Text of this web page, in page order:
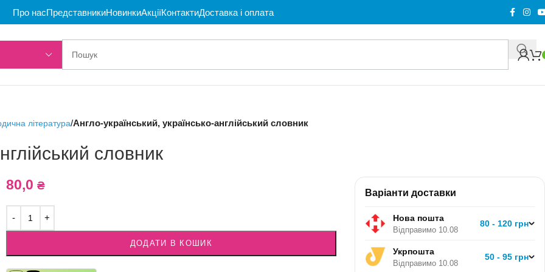
Про насПредставникиНовинкиАкціїКонтактиДоставка і оплата
література/Англо-український, українсько-англійський словник
словник
80,0 ₴
ДОДАТИ В КОШИК
Варіанти доставки
Нова пошта
Відправимо 10.08
80 - 120 грн
Укрпошта
Відправимо 10.08
50 - 95 грн